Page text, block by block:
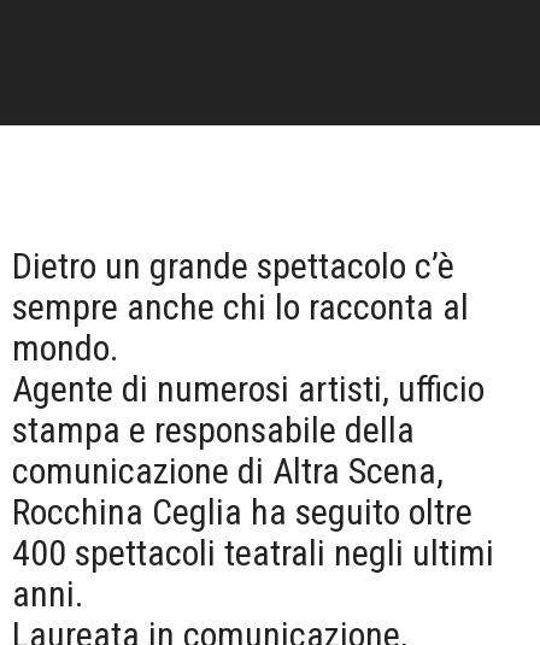
Dietro un grande spettacolo c’è
sempre anche chi lo racconta al
mondo.
Agente di numerosi artisti, ufficio
stampa e responsabile della
comunicazione di Altra Scena,
Rocchina Ceglia ha seguito oltre
400 spettacoli teatrali negli ultimi
anni.
Laureata in comunicazione,